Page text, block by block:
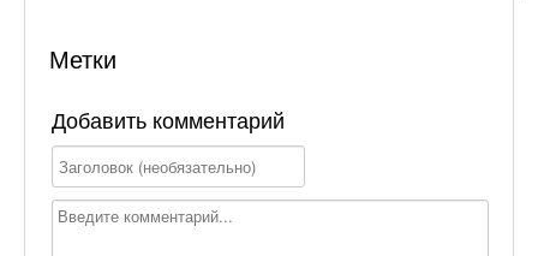
Метки
Добавить комментарий